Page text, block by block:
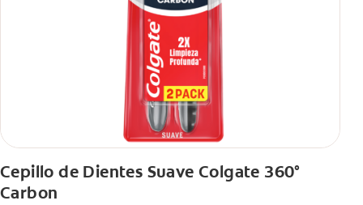
Cepillo de Dientes Suave Colgate 360°
Carbon